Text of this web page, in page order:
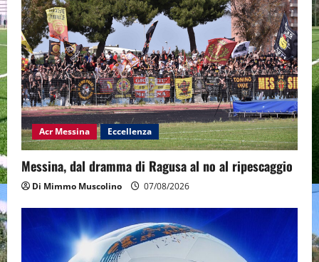
Acr Messina Eccellenza
Messina, dal dramma di Ragusa al no al ripescaggio
Di Mimmo Muscolino 07/08/2026